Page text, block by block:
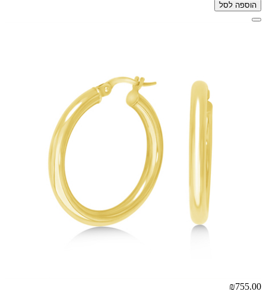
הוספה לסל
₪755.00